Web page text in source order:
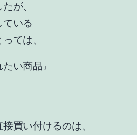
が、
ている
ては、
い商品』
買い付けるのは、